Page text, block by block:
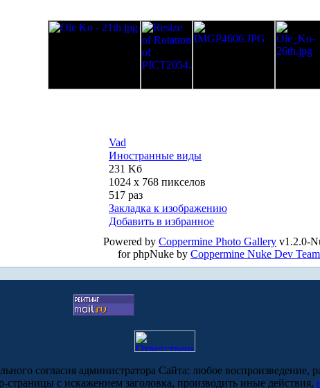
Vad
Иностранные виды
231 Kб
1024 x 768 пикселов
517 раз
Закладка к изображению
Добавить в избранное
Powered by Coppermine Photo Gallery v1.2.0-
for phpNuke by Coppermine Nuke Dev Team
согласия администратора Сайта: любое воспроизведение,
с искажением заголовка, производить иные действия,